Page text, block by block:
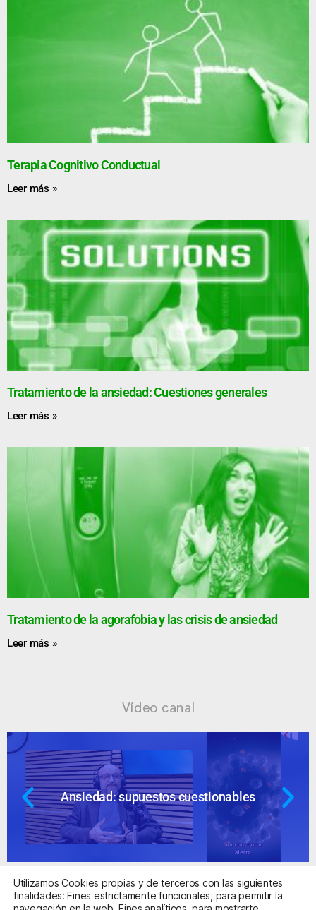
Terapia Cognitivo Conductual
Leer más »
Tratamiento de la ansiedad: Cuestiones generales
Leer más »
Tratamiento de la agorafobia y las crisis de ansiedad
Leer más »
Vídeo canal
Ansiedad: supuestos cuestionables
Utilizamos Cookies propias y de terceros con las siguientes
finalidades: Fines estrictamente funcionales, para permitir la